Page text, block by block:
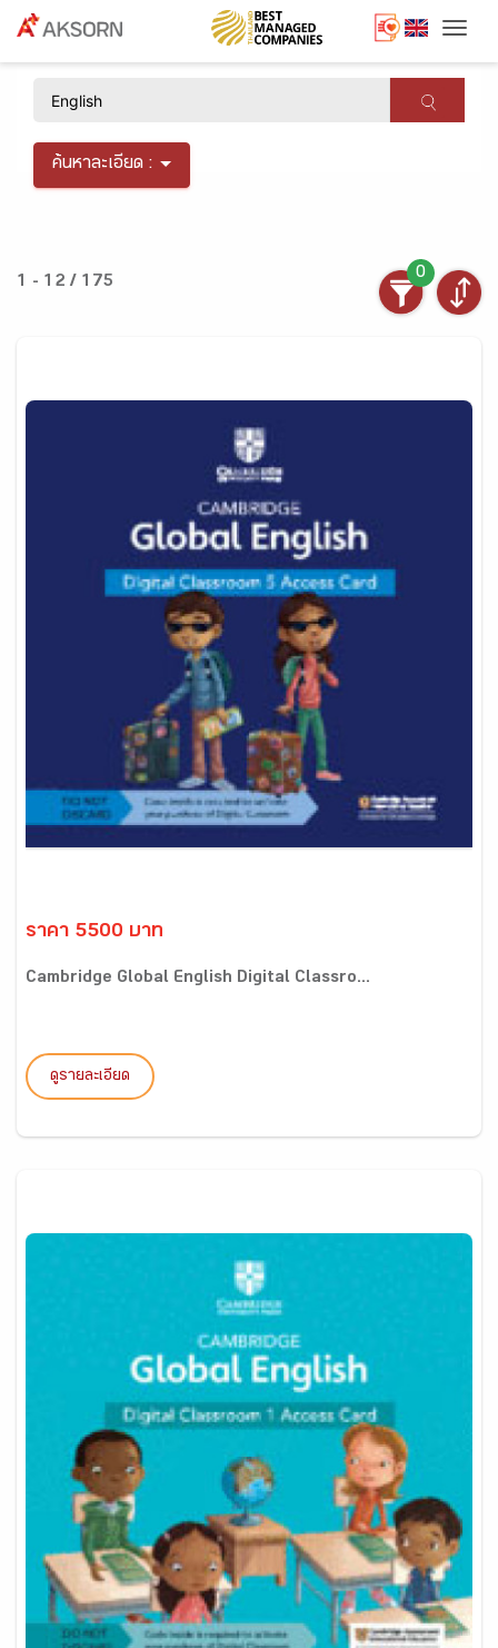
ค้นหาละเอียด :
1 - 12 / 175
0
ราคา 5500 บาท
Cambridge Global English Digital Classro...
ดูรายละเอียด